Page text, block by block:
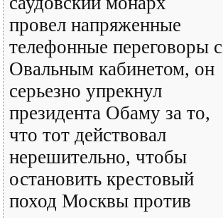
провел напряженные
телефонные переговоры с
Овальным кабинетом, он
серьезно упрекнул
президента Обаму за то,
что тот действовал
нерешительно, чтобы
остановить крестовый
поход Москвы против